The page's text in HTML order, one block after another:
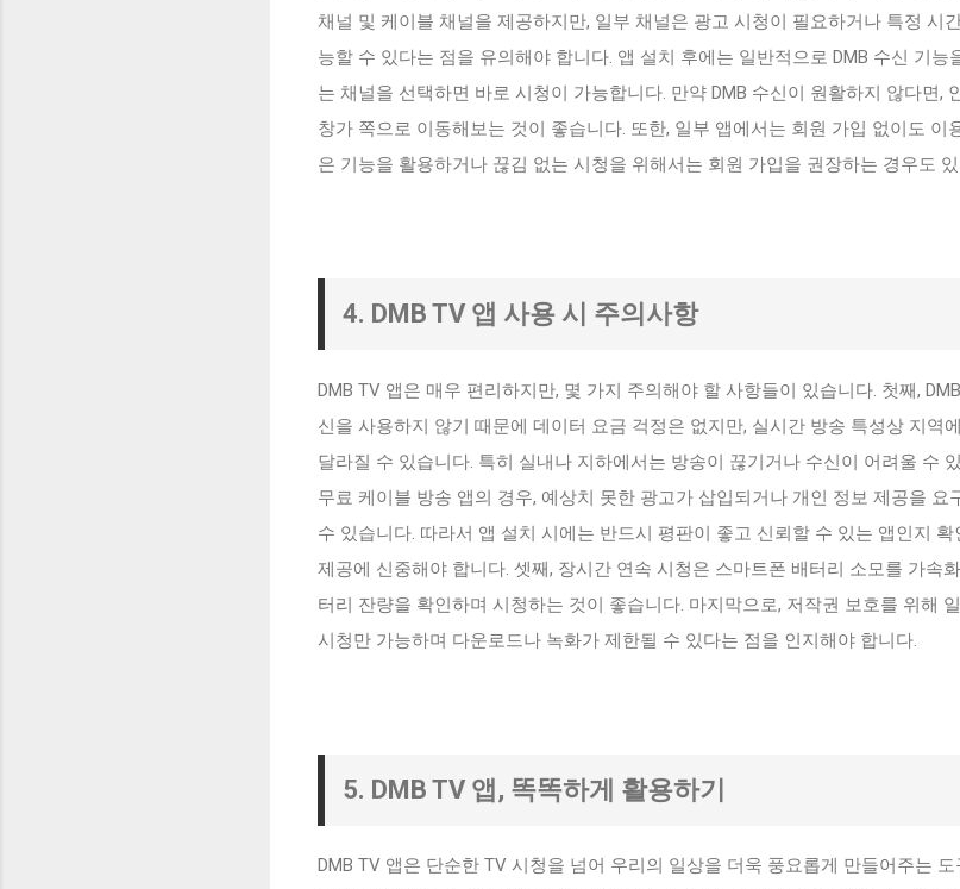
채널 및 케이블 채널을 제공하지만, 일부 채널은 광고 시청이 필요하거나 특정 시
능할 수 있다는 점을 유의해야 합니다. 앱 설치 후에는 일반적으로 DMB 수신 기능
는 채널을 선택하면 바로 시청이 가능합니다. 만약 DMB 수신이 원활하지 않다면,
창가 쪽으로 이동해보는 것이 좋습니다. 또한, 일부 앱에서는 회원 가입 없이도 이
은 기능을 활용하거나 끊김 없는 시청을 위해서는 회원 가입을 권장하는 경우도
4. DMB TV 앱 사용 시 주의사항
DMB TV 앱은 매우 편리하지만, 몇 가지 주의해야 할 사항들이 있습니다. 첫째,
신을 사용하지 않기 때문에 데이터 요금 걱정은 없지만, 실시간 방송 특성상 지역
달라질 수 있습니다. 특히 실내나 지하에서는 방송이 끊기거나 수신이 어려울 수
무료 케이블 방송 앱의 경우, 예상치 못한 광고가 삽입되거나 개인 정보 제공을 요
수 있습니다. 따라서 앱 설치 시에는 반드시 평판이 좋고 신뢰할 수 있는 앱인지 확
제공에 신중해야 합니다. 셋째, 장시간 연속 시청은 스마트폰 배터리 소모를 가속
터리 잔량을 확인하며 시청하는 것이 좋습니다. 마지막으로, 저작권 보호를 위해
시청만 가능하며 다운로드나 녹화가 제한될 수 있다는 점을 인지해야 합니다.
5. DMB TV 앱, 똑똑하게 활용하기
DMB TV 앱은 단순한 TV 시청을 넘어 우리의 일상을 더욱 풍요롭게 만들어주는